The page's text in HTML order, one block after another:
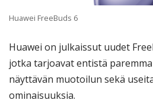
Huawei FreeBuds 6
Huawei on julkaissut uudet
jotka tarjoavat entistä
näyttävän muotoilun sekä
ominaisuuksia.